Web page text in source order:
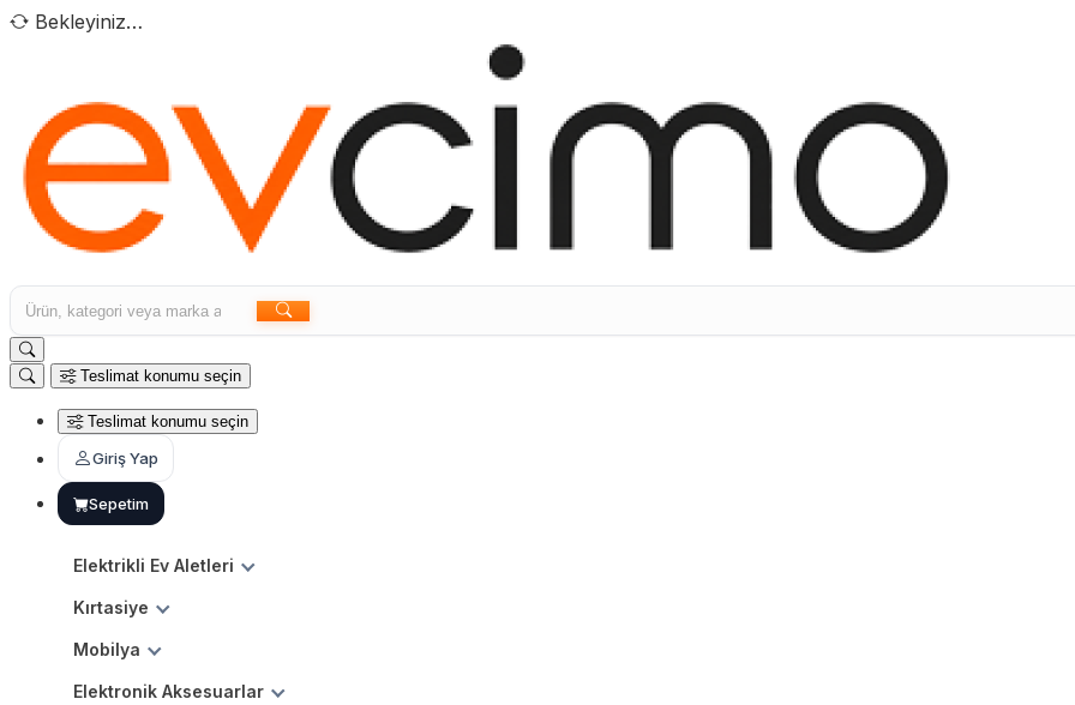
Bekleyiniz…
Teslimat konumu seçin
Teslimat konumu seçin
Giriş Yap
Sepetim
Elektrikli Ev Aletleri
Kırtasiye
Mobilya
Elektronik Aksesuarlar